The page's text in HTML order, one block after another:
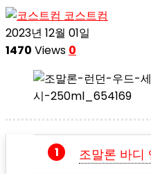
코스트컴
2023년 12월 01일
1470 Views 0
조말론 바